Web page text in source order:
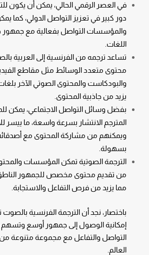
في العصر الرقمي الحالي، يمكن أن يكون
دور كبير في تعزيز التواصل الدولي، كما
والمؤسسات التواصل بفعالية مع جمهور
اللغات.
تساعد ترجمه من الفرنسية إلى العربية
محتوى متعدد الوسائط مثل مقاطع
والبودكاست والمحتوى الصوتي الآخر
يزيد من جاذبية المحتوى.
بفضل وسائل التواصل الاجتماعي، يمكن
المترجم الانتشار بسرعة واسعة، ما
ويمكنهم من مشاركة المحتوى مع
بسهولة.
الترجمة الصوتية تمكن المؤسسات
من تقديم محتوى مخصص للجمهور
مما يزيد من فرص التفاعل والاستجابة.
باختصار، نجد أن الترجمة الفرنسية
إمكانية الوصول إلى جمهور أوسع وتسهم
التواصل والتفاعل مع مجموعة متنوعة
العالم.